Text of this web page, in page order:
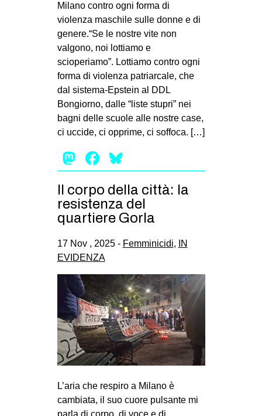
SPORT POPOLARE
MOVIMENTI
AMBIENTE
ANTIFASCISMO
DIRITTO ALL’ABITARE
MIGRAZIONI
PRECARIATO
REPRESSIONE
STUDENTI
CULTURE
MANIFESTI
MUSICA
RECENSIONI
INTERNAZIONALE
AFRICA
ESTREMO ORIENTE
Milano contro ogni forma di
violenza maschile sulle donne e di
genere.“Se le nostre vite non
valgono, noi lottiamo e
scioperiamo”. Lottiamo contro ogni
forma di violenza patriarcale, che
dal sistema-Epstein al DDL
Bongiorno, dalle “liste stupri” nei
bagni delle scuole alle nostre case,
ci uccide, ci opprime, ci soffoca. […]
Mastodon
Facebook
Il corpo della città: la
resistenza del
quartiere Gorla
17 Nov , 2025 - Femminicidi,
IN
EVIDENZA
L’aria che respiro a Milano è
cambiata, il suo cuore pulsante mi
parla di corpo, di voce e di